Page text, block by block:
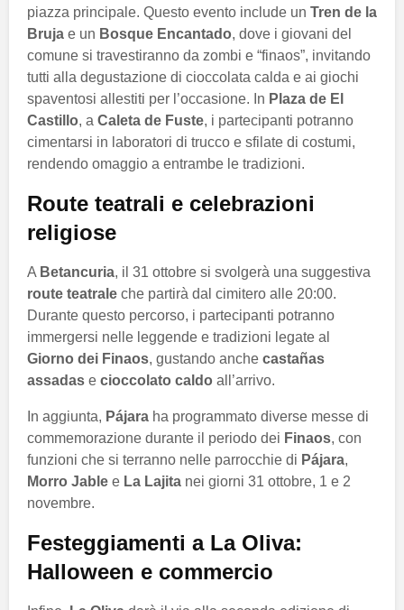
piazza principale. Questo evento include un Tren de la
Bruja e un Bosque Encantado, dove i giovani del
comune si travestiranno da zombi e “finaos”, invitando
tutti alla degustazione di cioccolata calda e ai giochi
spaventosi allestiti per l’occasione. In Plaza de El
Castillo, a Caleta de Fuste, i partecipanti potranno
cimentarsi in laboratori di trucco e sfilate di costumi,
rendendo omaggio a entrambe le tradizioni.
Route teatrali e celebrazioni
religiose
A Betancuria, il 31 ottobre si svolgerà una suggestiva
route teatrale che partirà dal cimitero alle 20:00.
Durante questo percorso, i partecipanti potranno
immergersi nelle leggende e tradizioni legate al
Giorno dei Finaos, gustando anche castañas
assadas e cioccolato caldo all’arrivo.
In aggiunta, Pájara ha programmato diverse messe di
commemorazione durante il periodo dei Finaos, con
funzioni che si terranno nelle parrocchie di Pájara,
Morro Jable e La Lajita nei giorni 31 ottobre, 1 e 2
novembre.
Festeggiamenti a La Oliva:
Halloween e commercio